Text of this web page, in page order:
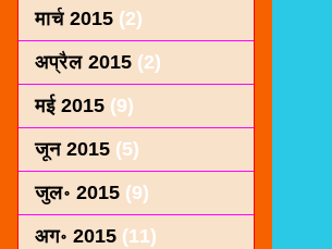
मार्च 2015 (2)
अप्रैल 2015 (2)
मई 2015 (9)
जून 2015 (5)
जुल॰ 2015 (9)
अग॰ 2015 (11)